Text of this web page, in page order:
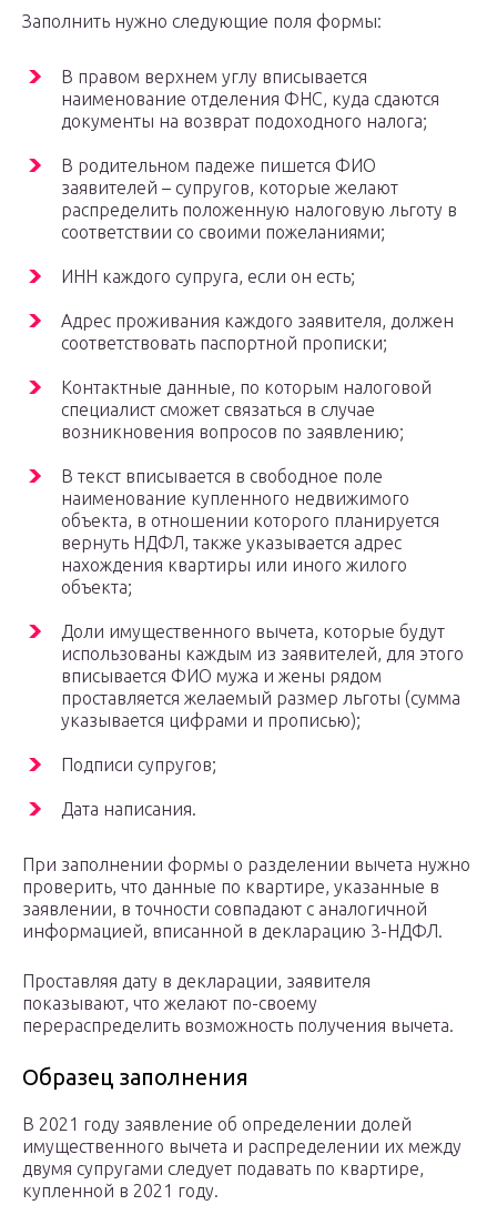
Заполнить нужно следующие поля формы:
В правом верхнем углу вписывается
наименование отделения ФНС, куда сдаются
документы на возврат подоходного налога;
В родительном падеже пишется ФИО
заявителей – супругов, которые желают
распределить положенную налоговую льготу в
соответствии со своими пожеланиями;
ИНН каждого супруга, если он есть;
Адрес проживания каждого заявителя, должен
соответствовать паспортной прописки;
Контактные данные, по которым налоговой
специалист сможет связаться в случае
возникновения вопросов по заявлению;
В текст вписывается в свободное поле
наименование купленного недвижимого
объекта, в отношении которого планируется
вернуть НДФЛ, также указывается адрес
нахождения квартиры или иного жилого
объекта;
Доли имущественного вычета, которые будут
использованы каждым из заявителей, для этого
вписывается ФИО мужа и жены рядом
проставляется желаемый размер льготы (сумма
указывается цифрами и прописью);
Подписи супругов;
Дата написания.
При заполнении формы о разделении вычета нужно
проверить, что данные по квартире, указанные в
заявлении, в точности совпадают с аналогичной
информацией, вписанной в декларацию 3-НДФЛ.
Проставляя дату в декларации, заявителя
показывают, что желают по-своему
перераспределить возможность получения вычета.
Образец заполнения
В 2021 году заявление об определении долей
имущественного вычета и распределении их между
двумя супругами следует подавать по квартире,
купленной в 2021 году.